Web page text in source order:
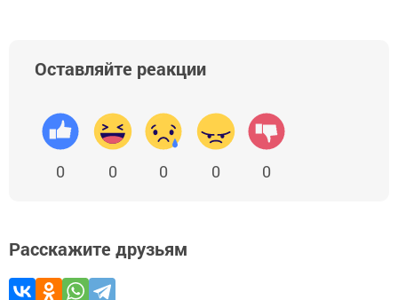
Оставляйте реакции
0 0 0 0 0
Расскажите друзьям